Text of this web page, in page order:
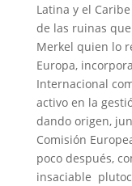
Latina y el
de las ruinas
Merkel quien lo
Europa,
Internacional
activo en la
dando origen,
Comisión
poco después,
insaciable